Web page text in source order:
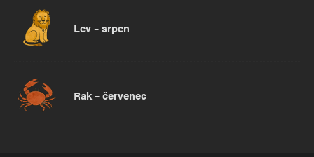
Lev – srpen
Rak – červenec